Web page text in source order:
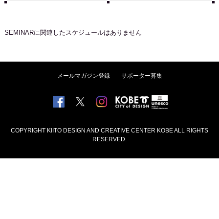
SEMINARに関連したスケジュールはありません
メールマガジン登録 サポーター募集
COPYRIGHT KIITO DESIGN AND CREATIVE CENTER KOBE ALL RIGHTS
RESERVED.